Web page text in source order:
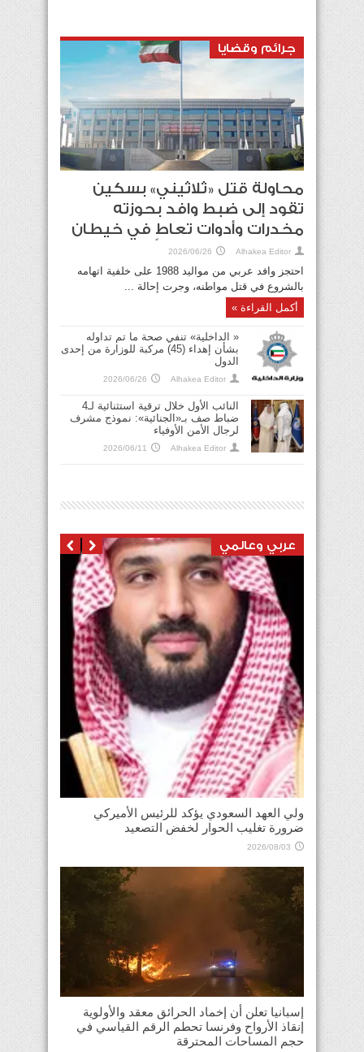
جرائم وقضايا
محاولة قتل «ثلاثيني» بسكين
تقود إلى ضبط وافد بحوزته
مخدرات وأدوات تعاطٍ في خيطان
Alhakea Editor
2026/06/26
احتجز وافد عربي من مواليد 1988 على خلفية اتهامه
بالشروع في قتل مواطنه، وجرت إحالة ...
أكمل القراءة »
« الداخلية» تنفي صحة ما تم تداوله
بشأن إهداء (45) مركبة للوزارة من إحدى
الدول
Alhakea Editor
2026/06/26
النائب الأول خلال ترقية استثنائية لـ4
ضباط صف بـ«الجنائية»: نموذج مشرف
لرجال الأمن الأوفياء
Alhakea Editor
2026/06/11
عربي وعالمي
ولي العهد السعودي يؤكد للرئيس الأميركي
ضرورة تغليب الحوار لخفض التصعيد
2026/08/03
إسبانيا تعلن أن إخماد الحرائق معقد والأولوية
إنقاذ الأرواح وفرنسا تحطم الرقم القياسي في
حجم المساحات المحترقة